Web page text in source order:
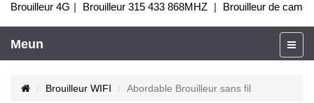
Brouilleur 4G | Brouilleur 315 433 868MHZ | Brouilleur de
Meun
Brouilleur WIFI Abordable Brouilleur sans fil